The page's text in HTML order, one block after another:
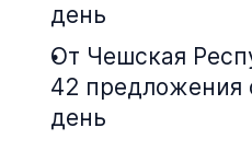
день
От Чешская
42 предложения
день